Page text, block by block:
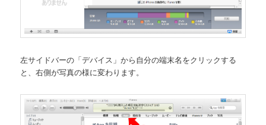
左サイドバーの「デバイス」から自分の端末名をクリックする
と、右側が写真の様に変わります。